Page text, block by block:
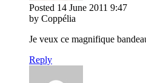
Posted 14 June 2011 9:47
by Coppélia
Je veux ce magnifique
Reply